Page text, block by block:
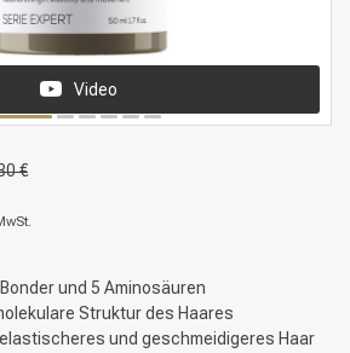
Video
€
und 5 Aminosäuren
Struktur des Haares
und geschmeidigeres Haar